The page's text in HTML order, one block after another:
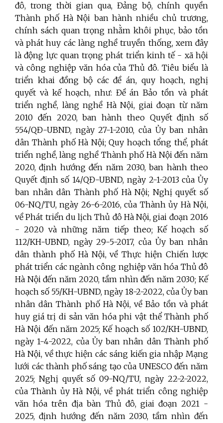
đô, trong thời gian qua, Đảng bộ, chính quyền
Thành phố Hà Nội ban hành nhiều chủ trương,
chính sách quan trọng nhằm khôi phục, bảo tồn
và phát huy các làng nghề truyền thống, xem đây
là động lực quan trọng phát triển kinh tế - xã hội
và công nghiệp văn hóa của Thủ đô. Tiêu biểu là
triển khai đồng bộ các đề án, quy hoạch, nghị
quyết và kế hoạch, như: Đề án Bảo tồn và phát
triển nghề, làng nghề Hà Nội, giai đoạn từ năm
2010 đến 2020, ban hành theo Quyết định số
554/QĐ-UBND, ngày 27-1-2010, của Ủy ban nhân
dân Thành phố Hà Nội; Quy hoạch tổng thể, phát
triển nghề, làng nghề Thành phố Hà Nội đến năm
2020, định hướng đến năm 2030, ban hành theo
Quyết định số 14/QĐ-UBND, ngày 2-1-2013 của Ủy
ban nhân dân Thành phố Hà Nội; Nghị quyết số
06-NQ/TU, ngày 26-6-2016, của Thành ủy Hà Nội,
về Phát triển du lịch Thủ đô Hà Nội, giai đoạn 2016
- 2020 và những năm tiếp theo; Kế hoạch số
112/KH-UBND, ngày 29-5-2017, của Ủy ban nhân
dân thành phố Hà Nội, về Thực hiện Chiến lược
phát triển các ngành công nghiệp văn hóa Thủ đô
Hà Nội đến năm 2020, tầm nhìn đến năm 2030; Kế
hoạch số 55/KH-UBND, ngày 18-2-2022, của Ủy ban
nhân dân Thành phố Hà Nội, về Bảo tồn và phát
huy giá trị di sản văn hóa phi vật thể Thành phố
Hà Nội đến năm 2025; Kế hoạch số 102/KH-UBND,
ngày 1-4-2022, của Ủy ban nhân dân Thành phố
Hà Nội, về thực hiện các sáng kiến gia nhập Mạng
lưới các thành phố sáng tạo của UNESCO đến năm
2025; Nghị quyết số 09-NQ/TU, ngày 22-2-2022,
của Thành ủy Hà Nội, về phát triển công nghiệp
văn hóa trên địa bàn Thủ đô, giai đoạn 2021 -
2025, định hướng đến năm 2030, tầm nhìn đến